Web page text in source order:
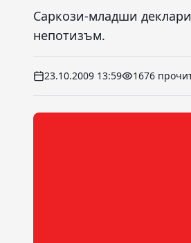
Саркози-младши
непотизъм.
23.10.2009 13:59 1676